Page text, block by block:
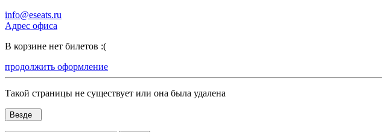
info@eseats.ru
Адрес офиса
В корзине нет билетов :(
продолжить оформление
Такой страницы не существует или она была удалена
Везде